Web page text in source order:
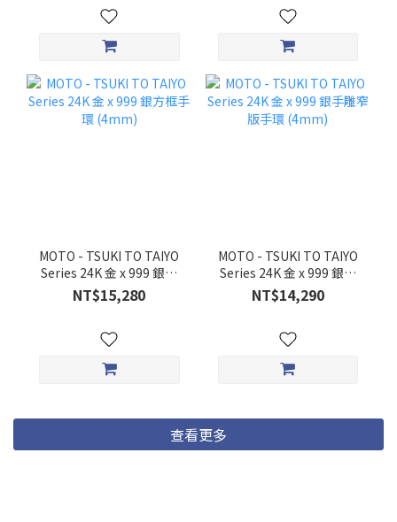
MOTO - TSUKI TO TAIYO
Series 24K 金 x 999 銀方
框手環 (4mm)
NT$15,280
MOTO - TSUKI TO TAIYO
Series 24K 金 x 999 銀手
雕窄版手環 (4mm)
NT$14,290
查看更多